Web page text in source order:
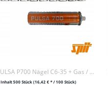
SPIT PULSA P700 Nägel C6-35 + Gas / VE500
Inhalt500 Stück(16,42 € * / 100 Stück)